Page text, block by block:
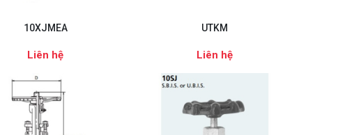
10XJMEA
Liên hệ
UTKM
Liên hệ